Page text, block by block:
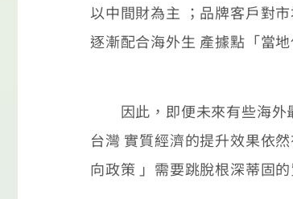
以中間財為主 ；品牌客戶對
逐漸配合海外生 產據點「當
因此，即便未來有些海外
台灣 實質經濟的提升效果依
向政策 」需要跳脫根深蒂固